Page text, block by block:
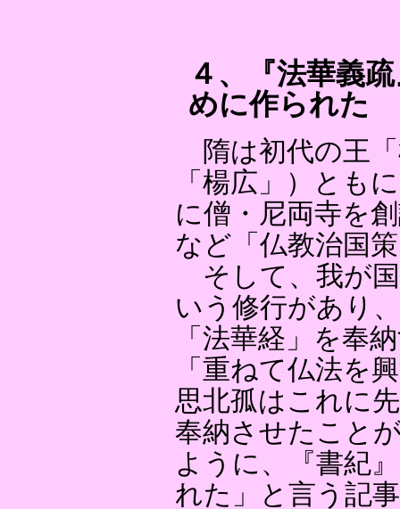
４、『法華義
めに作られた
隋は初代の王「
「楊広」）とも
に僧・尼両寺を
など「仏教治国
そして、我が
いう修行があり
「法華経」を奉
「重ねて仏法を
思北孤はこれに
奉納させたこと
ように、『書紀
れた」と言う記